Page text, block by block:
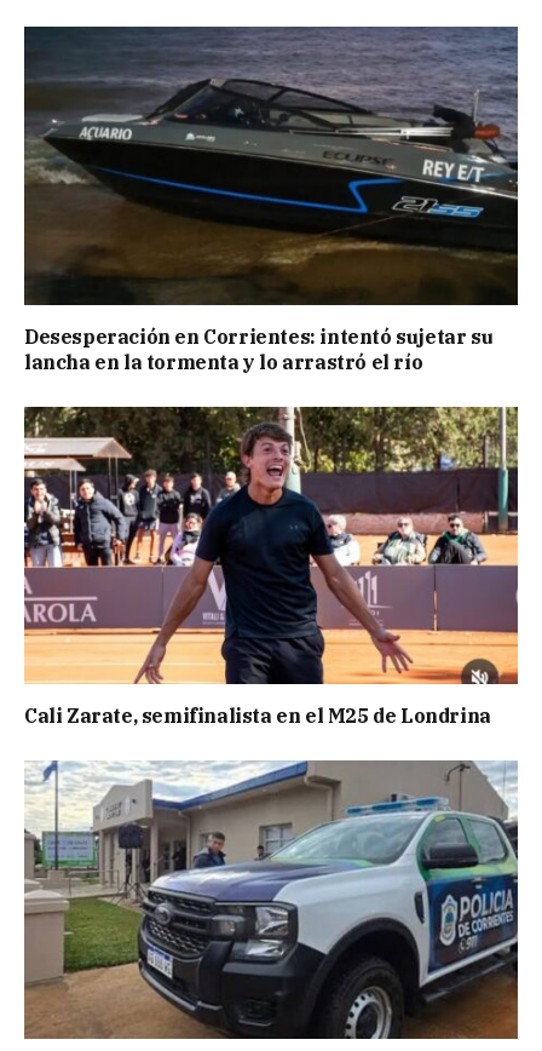
Desesperación en Corrientes: intentó sujetar su
lancha en la tormenta y lo arrastró el río
Cali Zarate, semifinalista en el M25 de Londrina